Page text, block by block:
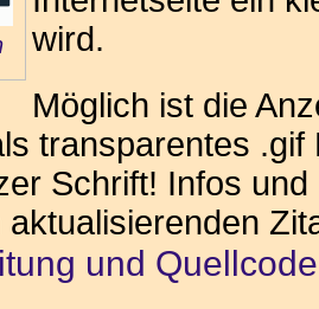
wird.
Möglich ist die
transparentes
Schrift! Infos
aktualisierenden
und Quellcode